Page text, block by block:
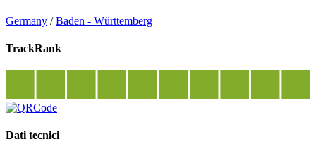
Germany /Baden - Württemberg
TrackRank
Dati tecnici